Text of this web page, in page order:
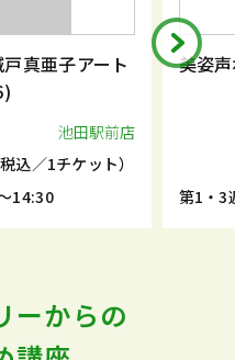
戸真亜子アート
池田駅前店
税込／1チケット）
14:30
美姿
第1・3
ーからの